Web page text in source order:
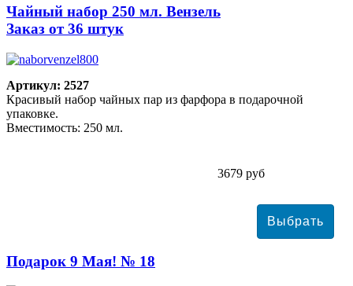
Чайный набор 250 мл. Вензель
Заказ от 36 штук
Артикул: 2527
Красивый набор чайных пар из фарфора в подарочной
упаковке.
Вместимость: 250 мл.
3679 руб
Подарок 9 Мая! № 18